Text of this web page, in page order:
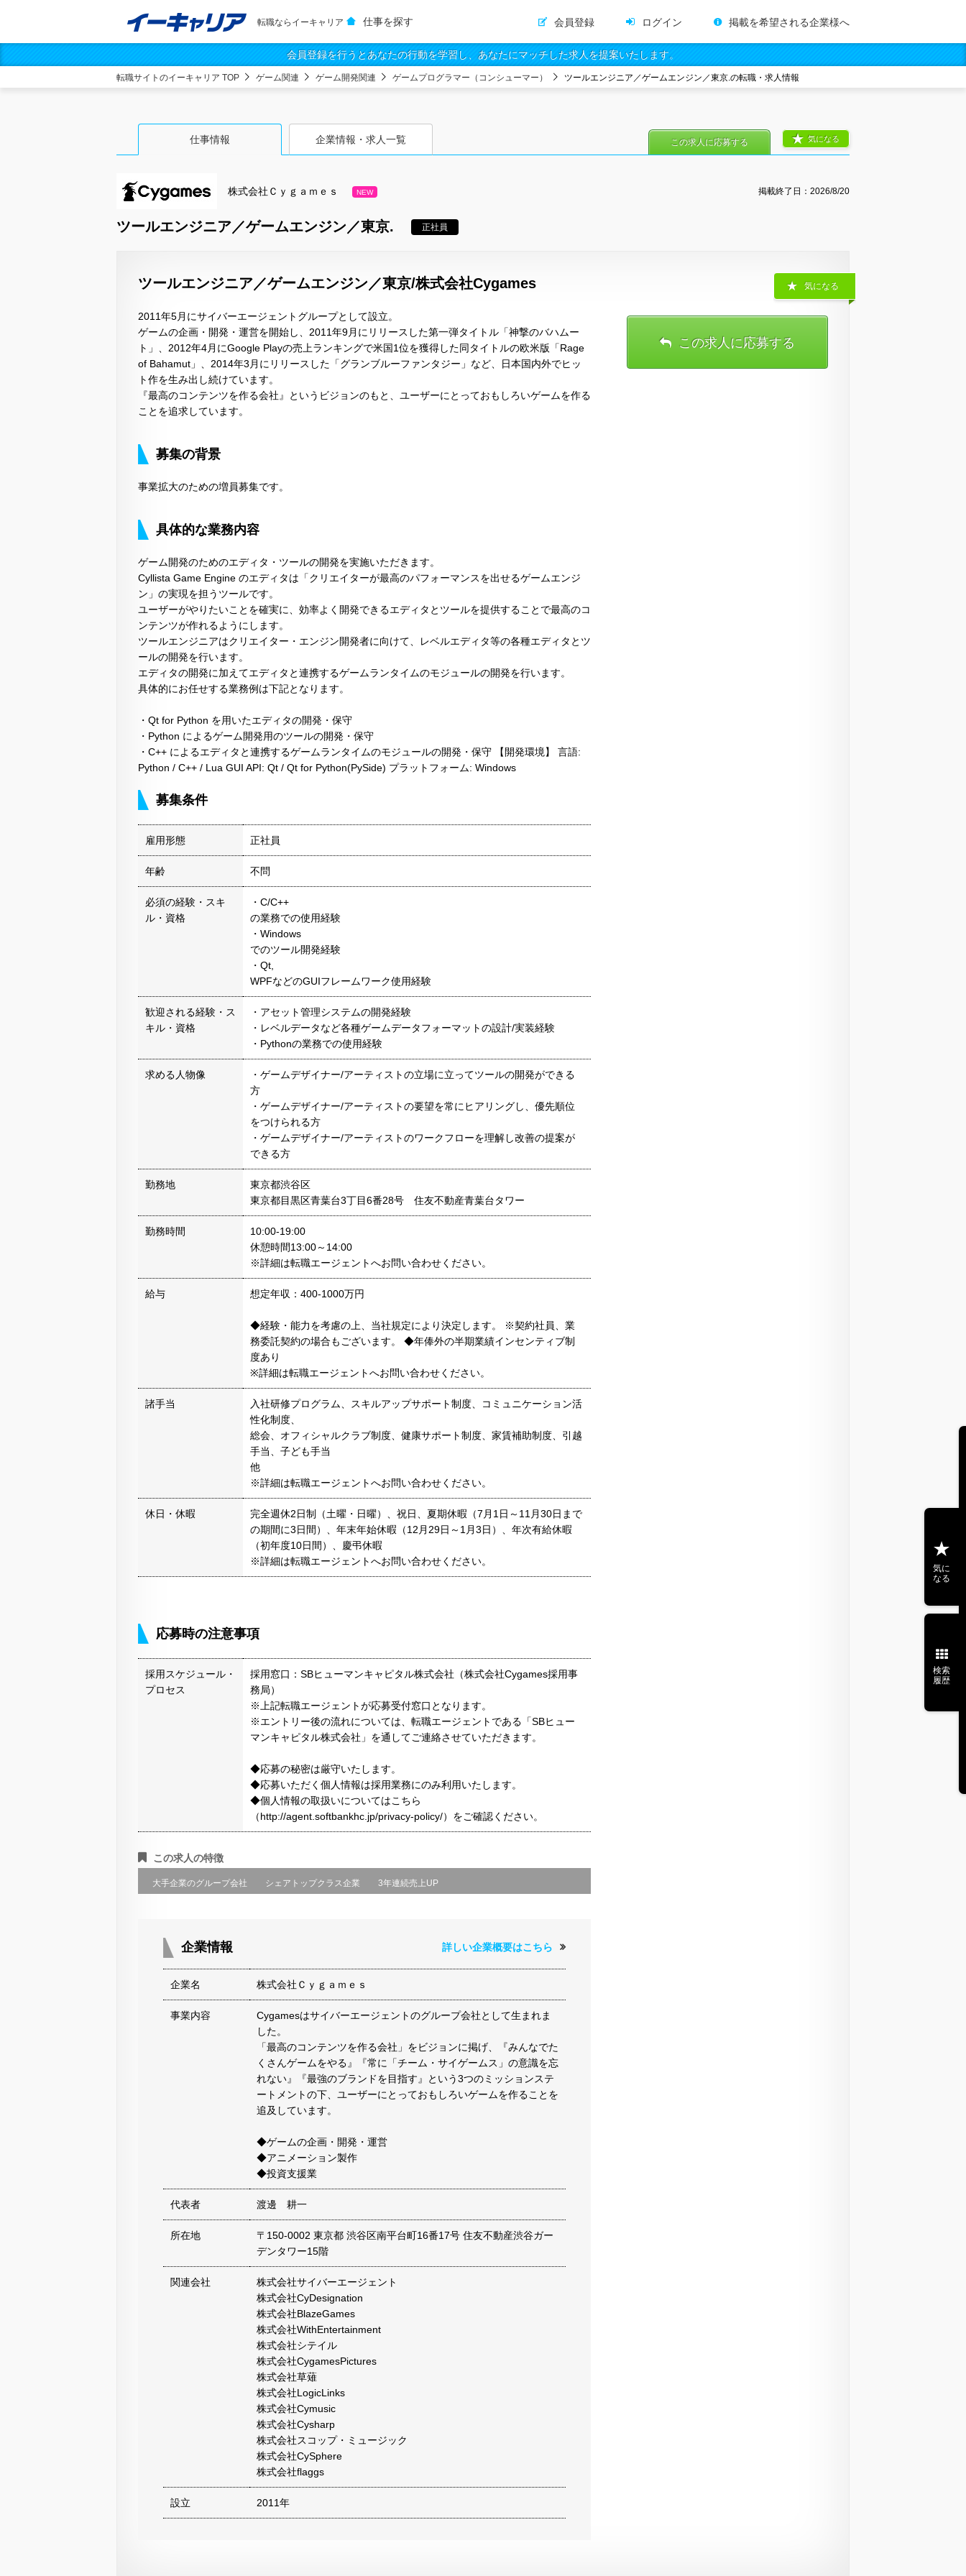
転職ならイーキャリア 仕事を探す 会員登録 ログイン 掲載を希望される企業様へ
会員登録を行うとあなたの行動を学習し、あなたにマッチした求人を提案いたします。
転職サイトのイーキャリア TOP ゲーム関連 ゲーム開発関連 ゲームプログラマー（コンシューマー） ツールエンジニア／ゲームエンジン／東京.の転職・求人情報
仕事情報 企業情報・求人一覧
株式会社Ｃｙｇａｍｅｓ NEW 掲載終了日： 2026/8/20
ツールエンジニア／ゲームエンジン／東京. 正社員
気になる
この求人に応募する
ツールエンジニア／ゲームエンジン／東京/株式会社Cygames
2011年5月にサイバーエージェントグループとして設立。
ゲームの企画・開発・運営を開始し、2011年9月にリリースした第一弾タイトル「神撃のバハムー
ト」、2012年4月にGoogle Playの売上ランキングで米国1位を獲得した同タイトルの欧米版「Rage
of Bahamut」、2014年3月にリリースした「グランブルーファンタジー」など、日本国内外でヒッ
ト作を生み出し続けています。
『最高のコンテンツを作る会社』というビジョンのもと、ユーザーにとっておもしろいゲームを作る
ことを追求しています。
募集の背景
事業拡大のための増員募集です。
具体的な業務内容
ゲーム開発のためのエディタ・ツールの開発を実施いただきます。
Cyllista Game Engine のエディタは「クリエイターが最高のパフォーマンスを出せるゲームエンジ
ン」の実現を担うツールです。
ユーザーがやりたいことを確実に、効率よく開発できるエディタとツールを提供することで最高のコ
ンテンツが作れるようにします。
ツールエンジニアはクリエイター・エンジン開発者に向けて、レベルエディタ等の各種エディタとツ
ールの開発を行います。
エディタの開発に加えてエディタと連携するゲームランタイムのモジュールの開発を行います。
具体的にお任せする業務例は下記となります。
・Qt for Python を用いたエディタの開発・保守
・Python によるゲーム開発用のツールの開発・保守
・C++ によるエディタと連携するゲームランタイムのモジュールの開発・保守 【開発環境】 言語:
Python / C++ / Lua GUI API: Qt / Qt for Python(PySide) プラットフォーム: Windows
募集条件
雇用形態 正社員
年齢 不問
必須の経験・スキ
ル・資格
・C/C++
の業務での使用経験
・Windows
でのツール開発経験
・Qt,
WPFなどのGUIフレームワーク使用経験
歓迎される経験・ス
キル・資格
・アセット管理システムの開発経験
・レベルデータなど各種ゲームデータフォーマットの設計/実装経験
・Pythonの業務での使用経験
求める人物像
・ゲームデザイナー/アーティストの立場に立ってツールの開発ができる
方
・ゲームデザイナー/アーティストの要望を常にヒアリングし、優先順位
をつけられる方
・ゲームデザイナー/アーティストのワークフローを理解し改善の提案が
できる方
勤務地
東京都渋谷区
東京都目黒区青葉台3丁目6番28号 住友不動産青葉台タワー
勤務時間
10:00-19:00
休憩時間13:00～14:00
※詳細は転職エージェントへお問い合わせください。
給与 想定年収：400-1000万円
◆経験・能力を考慮の上、当社規定により決定します。 ※契約社員、業
務委託契約の場合もございます。 ◆年俸外の半期業績インセンティブ制
度あり
※詳細は転職エージェントへお問い合わせください。
諸手当
入社研修プログラム、スキルアップサポート制度、コミュニケーション活
性化制度、
総会、オフィシャルクラブ制度、健康サポート制度、家賃補助制度、引越
手当、子ども手当
他
※詳細は転職エージェントへお問い合わせください。
休日・休暇
完全週休2日制（土曜・日曜）、祝日、夏期休暇（7月1日～11月30日まで
の期間に3日間）、年末年始休暇（12月29日～1月3日）、年次有給休暇
（初年度10日間）、慶弔休暇
※詳細は転職エージェントへお問い合わせください。
応募時の注意事項
採用スケジュール・
プロセス
採用窓口：SBヒューマンキャピタル株式会社（株式会社Cygames採用事
務局）
※上記転職エージェントが応募受付窓口となります。
※エントリー後の流れについては、転職エージェントである「SBヒュー
マンキャピタル株式会社」を通してご連絡させていただきます。
◆応募の秘密は厳守いたします。
◆応募いただく個人情報は採用業務にのみ利用いたします。
◆個人情報の取扱いについてはこちら
（http://agent.softbankhc.jp/privacy-policy/）をご確認ください。
この求人の特徴
大手企業のグループ会社 シェアトップクラス企業 3年連続売上UP
企業情報 詳しい企業概要はこちら
企業名 株式会社Ｃｙｇａｍｅｓ
事業内容
Cygamesはサイバーエージェントのグループ会社として生まれま
した。
「最高のコンテンツを作る会社」をビジョンに掲げ、『みんなでた
くさんゲームをやる』『常に「チーム・サイゲームス」の意識を忘
れない』『最強のブランドを目指す』という3つのミッションステ
ートメントの下、ユーザーにとっておもしろいゲームを作ることを
追及しています。
◆ゲームの企画・開発・運営
◆アニメーション製作
◆投資支援業
代表者 渡邊 耕一
所在地
〒150-0002 東京都 渋谷区南平台町16番17号 住友不動産渋谷ガー
デンタワー15階
関連会社
株式会社サイバーエージェント
株式会社CyDesignation
株式会社BlazeGames
株式会社WithEntertainment
株式会社シテイル
株式会社CygamesPictures
株式会社草薙
株式会社LogicLinks
株式会社Cymusic
株式会社Cysharp
株式会社スコップ・ミュージック
株式会社CySphere
株式会社flaggs
設立 2011年
気になる
この求人に応募する
気に
なる
検索
履歴